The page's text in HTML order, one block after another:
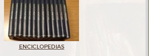
ENCICLOPEDIAS